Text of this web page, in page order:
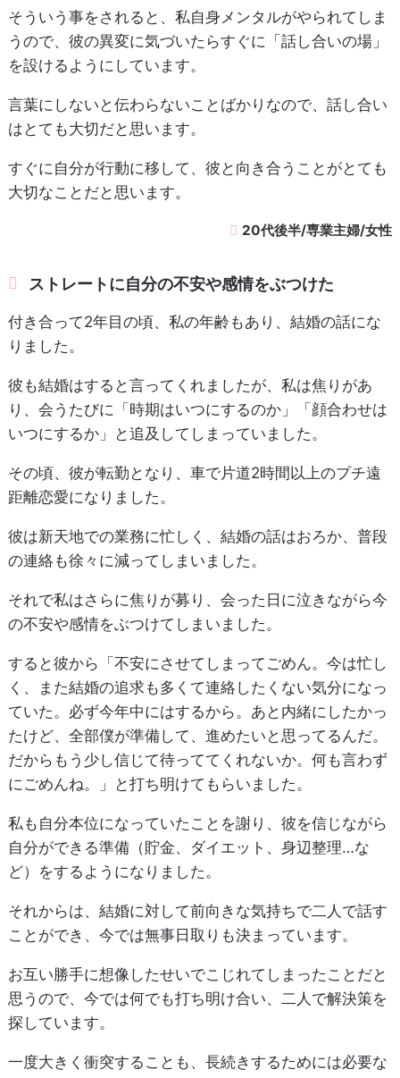
そういう事をされると、私自身メンタルがやられてしま
うので、彼の異変に気づいたらすぐに「話し合いの場」
を設けるようにしています。
言葉にしないと伝わらないことばかりなので、話し合い
はとても大切だと思います。
すぐに自分が行動に移して、彼と向き合うことがとても
大切なことだと思います。
20代後半/専業主婦/女性
ストレートに自分の不安や感情をぶつけた
付き合って2年目の頃、私の年齢もあり、結婚の話にな
りました。
彼も結婚はすると言ってくれましたが、私は焦りがあ
り、会うたびに「時期はいつにするのか」「顔合わせは
いつにするか」と追及してしまっていました。
その頃、彼が転勤となり、車で片道2時間以上のプチ遠
距離恋愛になりました。
彼は新天地での業務に忙しく、結婚の話はおろか、普段
の連絡も徐々に減ってしまいました。
それで私はさらに焦りが募り、会った日に泣きながら今
の不安や感情をぶつけてしまいました。
すると彼から「不安にさせてしまってごめん。今は忙し
く、また結婚の追求も多くて連絡したくない気分になっ
ていた。必ず今年中にはするから。あと内緒にしたかっ
たけど、全部僕が準備して、進めたいと思ってるんだ。
だからもう少し信じて待っててくれないか。何も言わず
にごめんね。」と打ち明けてもらいました。
私も自分本位になっていたことを謝り、彼を信じながら
自分ができる準備（貯金、ダイエット、身辺整理…な
ど）をするようになりました。
それからは、結婚に対して前向きな気持ちで二人で話す
ことができ、今では無事日取りも決まっています。
お互い勝手に想像したせいでこじれてしまったことだと
思うので、今では何でも打ち明け合い、二人で解決策を
探しています。
一度大きく衝突することも、長続きするためには必要な